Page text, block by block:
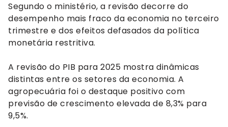
Segundo o ministério, a revisão decorre do
desempenho mais fraco da economia no terceiro
trimestre e dos efeitos defasados da política
monetária restritiva.
A revisão do PIB para 2025 mostra dinâmicas
distintas entre os setores da economia. A
agropecuária foi o destaque positivo com
previsão de crescimento elevada de 8,3% para
9,5%.